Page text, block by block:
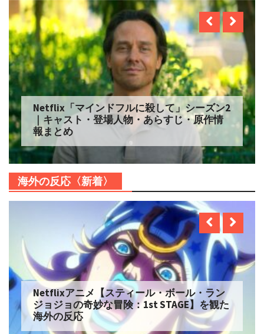
Netflix「マインドフルに殺して」シーズン2
｜キャスト・登場人物・あらすじ・原作情
報まとめ
海外の反応〈新着〉
Netflixアニメ【スティール・ボール・ラン
ジョジョの奇妙な冒険：1st STAGE】を観た
海外の反応